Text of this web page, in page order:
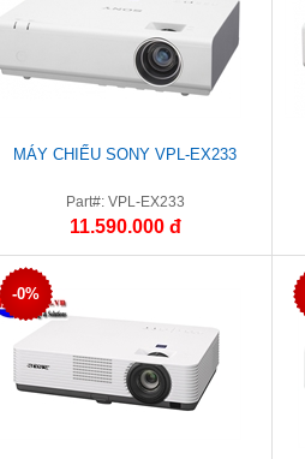
MÁY CHIẾU SONY VPL-EX233
Part#: VPL-EX233
11.590.000 đ
-0%